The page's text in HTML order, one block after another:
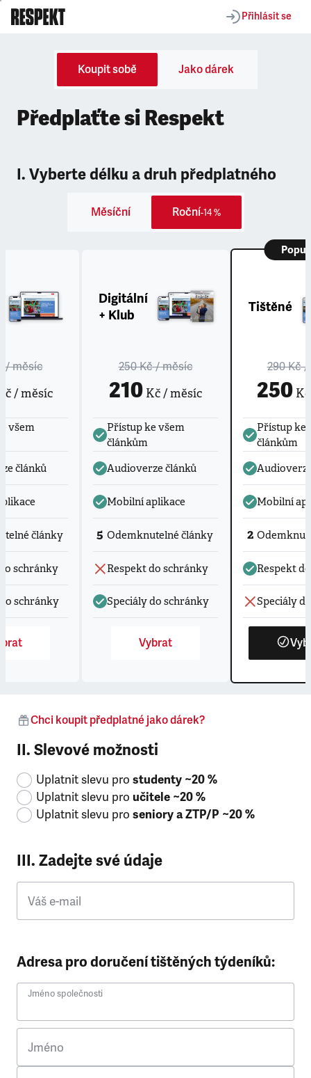
Přihlásit se
Koupit sobě Jako dárek
Předplaťte si Respekt
I. Vyberte délku a druh předplatného
Měsíční Roční-14 %
/ měsíc
/ měsíc
všem
článků
články
schránky
schránky
Digitální
+ Klub
250 Kč/ měsíc
210 Kč / měsíc
Přístup ke všem
článkům
Audioverze článků
Mobilní aplikace
5 Odemknutelné články
Respekt do schránky
Speciály do schránky
Vybrat
Tištěné
290 Kč/
250Kč
Přístup ke
článkům
Mobilní
2
Respekt
Speciály
Chci koupit předplatné jako dárek?
II. Slevové možnosti
Uplatnit slevu pro studenty ~20 %
Uplatnit slevu pro učitele ~20 %
Uplatnit slevu pro seniory a ZTP/P ~20 %
III. Zadejte své údaje
Váš e-mail
Adresa pro doručení tištěných týdeníků:
Jméno společnosti
Jméno